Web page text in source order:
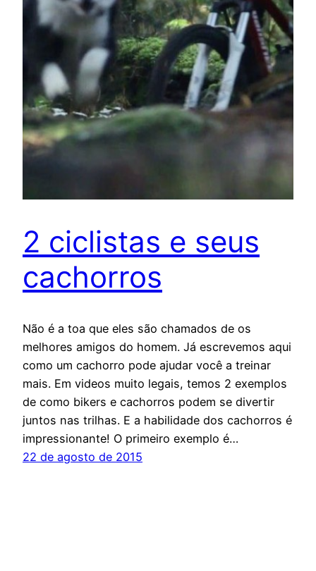
2 ciclistas e seus
cachorros
Não é a toa que eles são chamados de os
melhores amigos do homem. Já escrevemos aqui
como um cachorro pode ajudar você a treinar
mais. Em videos muito legais, temos 2 exemplos
de como bikers e cachorros podem se divertir
juntos nas trilhas. E a habilidade dos cachorros é
impressionante! O primeiro exemplo é…
22 de agosto de 2015